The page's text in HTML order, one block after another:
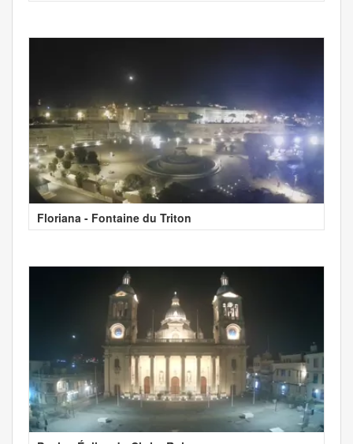
Floriana - Fontaine du Triton